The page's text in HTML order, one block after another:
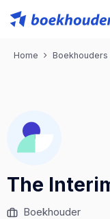
Home Boekhouders
The
Boekhouder